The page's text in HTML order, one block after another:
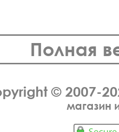
Полная
© 2007-
магазин